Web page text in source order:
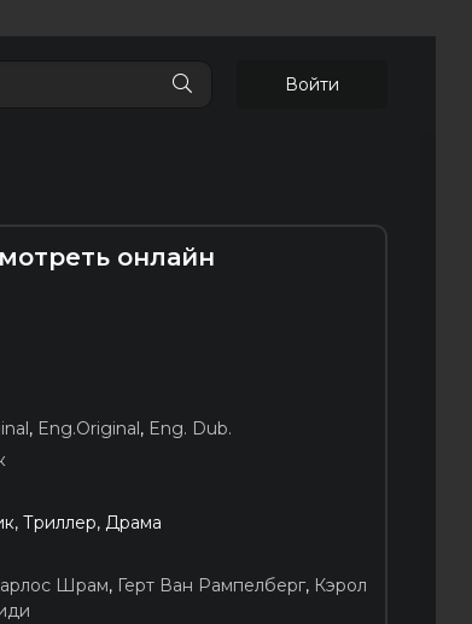
Войти
онлайн
, Eng.Original, Eng. Dub.
Триллер, Драма
Шрам, Герт Ван Рампелберг, Кэрол